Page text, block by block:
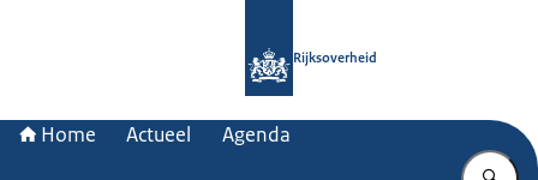
Rijksoverheid
Home Actueel Agenda